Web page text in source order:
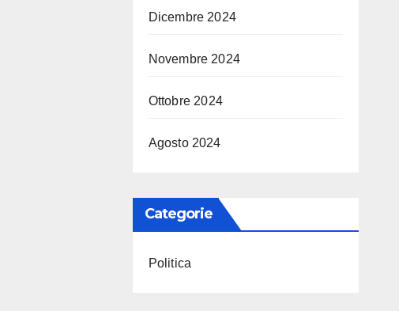
Dicembre 2024
Novembre 2024
Ottobre 2024
Agosto 2024
Categorie
Politica